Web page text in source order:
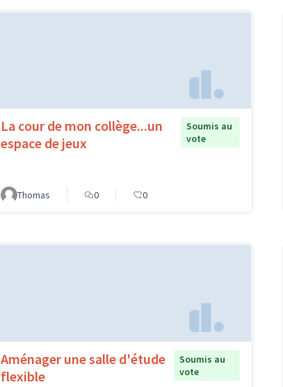
La cour de mon collège...un
espace de jeux
Soumis au
vote
Thomas 0 0
Aménager une salle d'étude
flexible
Soumis au
vote